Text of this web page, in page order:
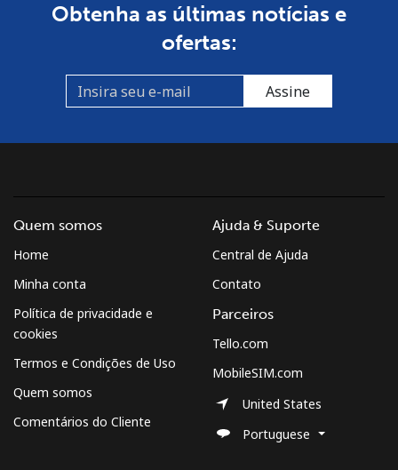
Obtenha as últimas notícias e
ofertas:
Assine
Quem somos
Home
Minha conta
Política de privacidade e
cookies
Termos e Condições de Uso
Quem somos
Comentários do Cliente
Ajuda & Suporte
Central de Ajuda
Contato
Parceiros
Tello.com
MobileSIM.com
United States
Portuguese